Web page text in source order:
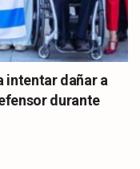
intentar dañar a
durante